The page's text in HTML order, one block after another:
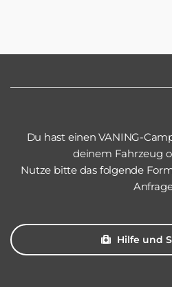
können
auf
der
werden
Du hast einen VANING-
deinem Fahrzeug
Nutze bitte das folgende
Hilfe und